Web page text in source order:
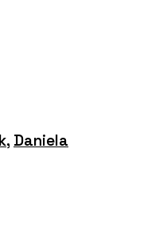
, Daniela